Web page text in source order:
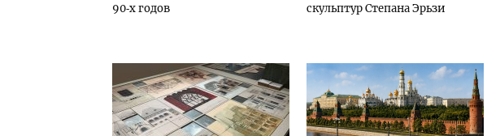
90‑х годов
скульптур Степана Эрьзи